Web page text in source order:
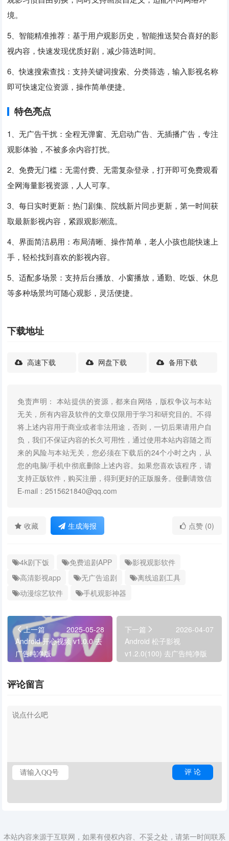
境。
5、智能精准推荐：基于用户观影历史，智能推送契合喜好的影
视内容，快速发现优质好剧，减少筛选时间。
6、快速搜索查找：支持关键词搜索、分类筛选，输入影视名称
即可快速定位资源，操作简单便捷。
特色亮点
1、无广告干扰：全程无弹窗、无启动广告、无插播广告，专注
观影体验，不被多余内容打扰。
2、免费无门槛：无需付费、无需复杂登录，打开即可免费观看
全网海量影视资源，人人可享。
3、每日实时更新：热门剧集、院线新片同步更新，第一时间获
取最新影视内容，紧跟观影潮流。
4、界面简洁易用：布局清晰、操作简单，老人小孩也能快速上
手，轻松找到喜欢的影视内容。
5、适配多场景：支持后台播放、小窗播放，通勤、吃饭、休息
等多种场景均可随心观影，灵活便捷。
下载地址
高速下载 网盘下载 备用下载
免责声明： 本站提供的资源，都来自网络，版权争议与本站
无关，所有内容及软件的文章仅限用于学习和研究目的。不得
将上述内容用于商业或者非法用途，否则，一切后果请用户自
负，我们不保证内容的长久可用性，通过使用本站内容随之而
来的风险与本站无关，您必须在下载后的24个小时之内，从
您的电脑/手机中彻底删除上述内容。如果您喜欢该程序，请
支持正版软件，购买注册，得到更好的正版服务。侵删请致信
E-mail：2515621840@qq.com
收藏 生成海报 点赞 (0)
4k剧下饭 免费追剧APP
影视观影软件
高清影视app
无广告追剧
离线追剧工具
动漫综艺软件
手机观影神器
上一篇
2025-05-28
Android 开心视频 v1.0.0 去
广告纯净版
下一篇
2026-04-07
Android 松子影视
v1.2.0(100) 去广告纯净版
评论留言
本站内容来源于互联网，如果有侵权内容、不妥之处，请第一时间联系